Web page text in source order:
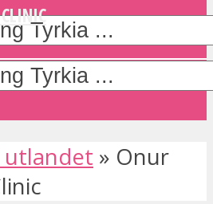
utlandet » Onur